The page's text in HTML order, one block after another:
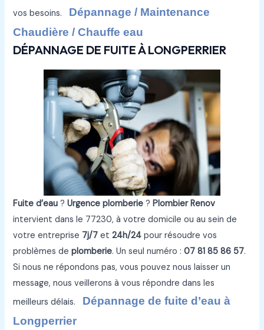
vos besoins. Dépannage / Maintenance
Chaudière / Chauffe eau
DÉPANNAGE DE FUITE À LONGPERRIER
Fuite d’eau ?Urgence plomberie ?Plombier Renov
intervient dans le 77230, à votre domicile ou au sein de
votre entreprise 7j/7 et24h/24 pour résoudre vos
problèmes deplomberie. Un seul numéro :07 81 85 86 57.
Si nous ne répondons pas, vous pouvez nous laisser un
message, nous veillerons à vous répondre dans les
meilleurs délais. Dépannage de fuite d’eau à
Longperrier